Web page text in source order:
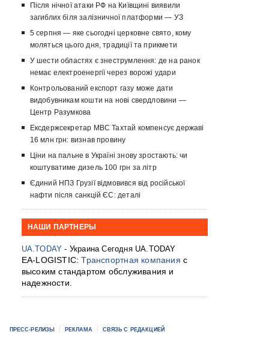
Після нічної атаки РФ на Київщині виявили
загиблих біля залізничної платформи — УЗ
5 серпня — яке сьогодні церковне свято, кому
моляться цього дня, традиції та прикмети
У шести областях є знеструмлення: де на ранок
немає електроенергії через ворожі удари
Контрольований експорт газу може дати
видобувникам кошти на нові свердловини —
Центр Разумкова
Ексдержсекретар МВС Тахтай компенсує державі
16 млн грн: визнав провину
Ціни на пальне в Україні знову зростають: чи
коштуватиме дизель 100 грн за літр
Єдиний НПЗ Грузії відмовився від російської
нафти після санкцій ЄС: деталі
НАШИ ПАРТНЕРЫ
UA.TODAY - Украина Сегодня UA.TODAY
EA-LOGISTIC:Транспортная компания с
высоким стандартом обслуживания и
надежности.
ПРЕСС-РЕЛИЗЫ РЕКЛАМА СВЯЗЬ С РЕДАКЦИЕЙ